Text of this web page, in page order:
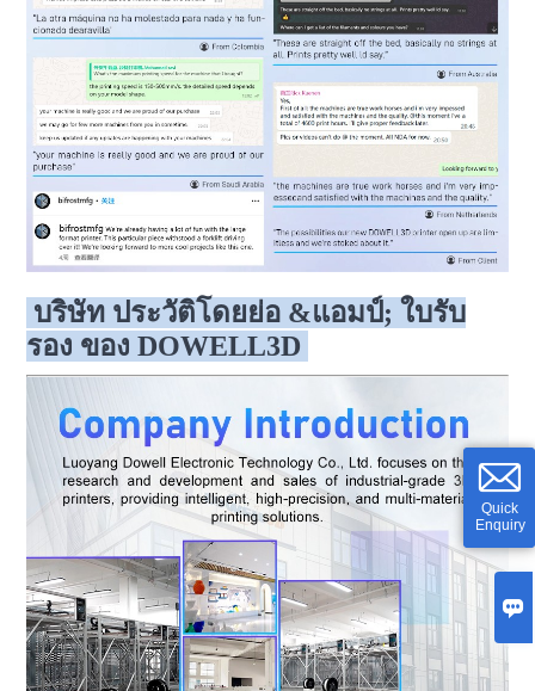

Quick
Enquiry
บริษัท ประวัติโดยย่อ &แอมป์; ใบรับ
รอง ของ DOWELL3D